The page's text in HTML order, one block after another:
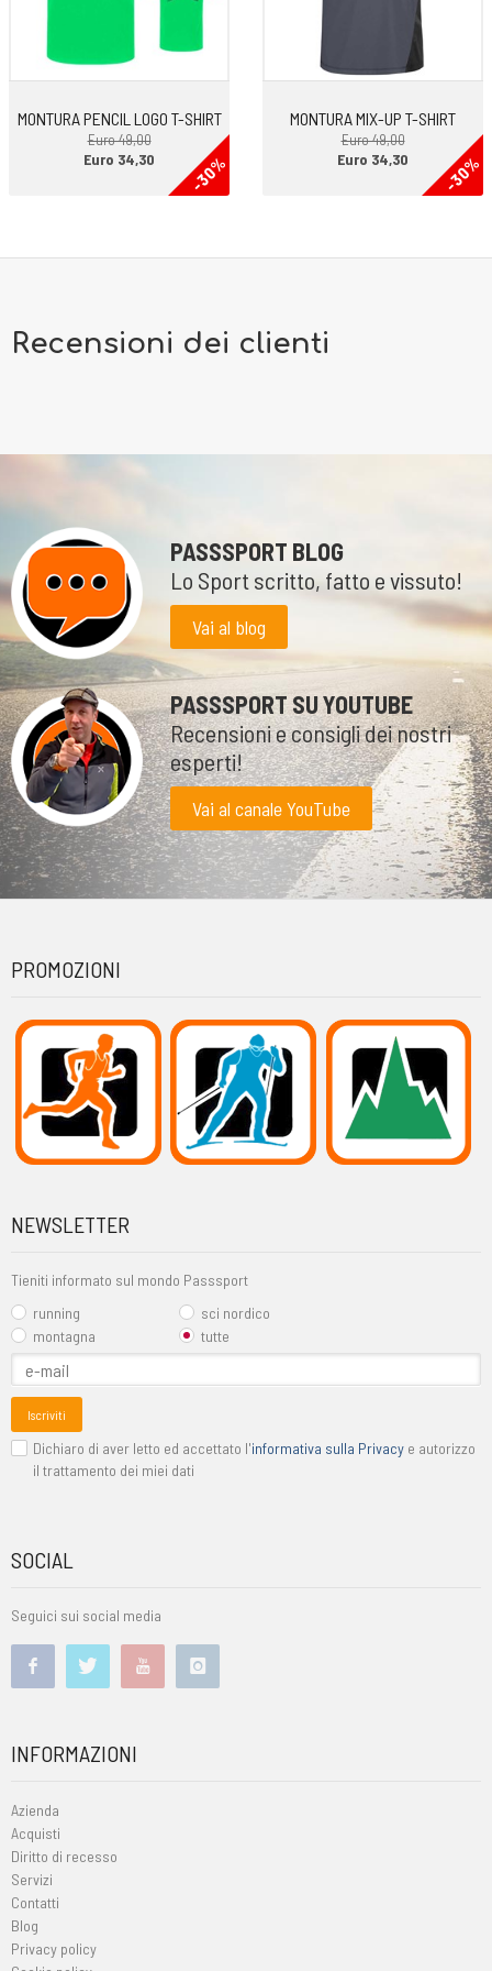
MONTURA PENCIL LOGO T-SHIRT
Euro 49,00
-30%
Euro 34,30
MONTURA MIX-UP T-SHIRT
Euro 49,00
-30%
Euro 34,30
Recensioni dei clienti
PASSSPORT BLOG
Lo Sport scritto, fatto e vissuto!
Vai al blog
PASSSPORT SU YOUTUBE
Recensioni e consigli dei nostri
esperti!
Vai al canale YouTube
PROMOZIONI
NEWSLETTER
Tieniti informato sul mondo Passsport
running
sci nordico
montagna
tutte
Iscriviti
Dichiaro di aver letto ed accettato l'informativa sulla Privacy e autorizzo
il trattamento dei miei dati
SOCIAL
Seguici sui social media
INFORMAZIONI
Azienda
Acquisti
Diritto di recesso
Servizi
Contatti
Blog
Privacy policy